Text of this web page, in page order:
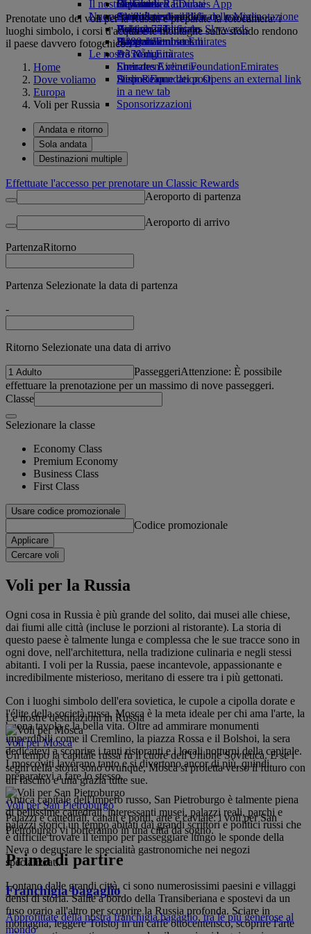
tab
Bevande
La nostra flotta
Boeing 777
A380 di Emirates
A350 di Emirates
Emirates Executive
Disposizione dei posti
Giocattoli
Attività per bambini
Il nostro pianeta
Attività sostenibili
Politica ambientale
Rapporti ambientali
Le nostre comunità
Emirates Airline FoundationEmirates
Airline Foundation Opens an external link
in a new tab
Sponsorizzazioni
Da Ginevra a Dubai
Nuove destinazioni
Helsinki
Hangzhou
Đà Nẵng
Shenzhen
Siem Reap
Skywards Rail
Strumento di calcolo delle Miglia
Accesso a Emirates Skywards
Skywards+
Cellulare ed Emirates App
Cancellare o modificare una prenotazione
Viaggio modificato
Informazioni su Emirates
Prenotate uno dei voli per la Russia e preparate la fotocamera: i
luoghi simbolo, i corsi d'acqua e le montagne sullo sfondo rendono
il paese davvero fotogenico.
Home
Dove voliamo
Europa
Voli per Russia
Andata e ritorno
Sola andata
Destinazioni multiple
Effettuate l'accesso per prenotare un Classic Rewards
Aeroporto di partenza
Aeroporto di arrivo
PartenzaRitorno
Partenza Selezionate la data di partenza
-
Ritorno Selezionate una data di arrivo
PasseggeriAttenzione: È possibile
effettuare la prenotazione per un massimo di nove passeggeri.
Classe
Selezionare la classe
Economy Class
Premium Economy
Business Class
First Class
Usare codice promozionale
Codice promozionale
Applicare
Cercare voli
Voli per la Russia
Ogni cosa in Russia è più grande del solito, dai musei alle chiese,
dai fiumi alle città (incluse le porzioni al ristorante). La storia di
questo paese è talmente lunga e complessa che le sue tracce sono in
ogni dove, nell'architettura, nella tradizione culinaria e negli stessi
abitanti. I voli per la Russia, paese incantevole, appassionante e
incredibilmente misterioso, meritano di essere tra i più gettonati.
Con i luoghi simbolo dell'era sovietica, le cupole a cipolla dorate e
l'élite della società russa, Mosca è la meta ideale per chi ama l'arte, la
buona tavola e la bella vita. Oltre ad ammirare monumenti
imperdibili come il Cremlino, la piazza Rossa e il Bolshoi, la sera
dedicatevi a scoprire i tanti ristoranti e i locali notturni della capitale.
I moscoviti lavorano tanto e si divertono ancor di più, quindi
preparatevi a fare lo stesso.
Antica capitale dell'Impero russo, San Pietroburgo è talmente piena
di bellissime cattedrali, interessanti musei, palazzi reali, parchi e
palazzi storici un tempo abitati dai grandi scrittori e politici russi che
è difficile trovare il tempo per passeggiare lungo le sponde della
Neva o degustare le specialità gastronomiche nei negozi
specializzati.
Lontano dalle grandi città, ci sono numerosissimi paesini e villaggi
densi di storia. Salite a bordo della Transiberiana e spostevi da un
fuso orario all'altro per scoprire la Russia profonda. Sciare in
montagna, leggere Tolstoj in un caffè ottocentensco, scoprire l'arte
Le nostre destinazioni in Russia
Voli per Mosca
Un tempo la capitale russa fu il cuore dell'Unione Sovietica. E se i
segni della storia sono ovunque, Mosca si proietta verso il futuro con
un fascino e una grazia tutte sue.
Voli per San Pietroburgo
Palazzi e cattedrali, canali e ponti, arte e caviale: i voli per San
Pietroburgo vi porteranno in una città da sogno.
Prima di partire
Franchigia bagaglio
Approfittate della nostra franchigia bagaglio, tra le più generose al
mondo